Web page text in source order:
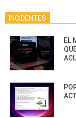
INCIDENTES
EL